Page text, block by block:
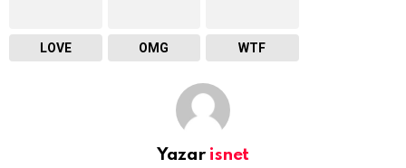
LOVE OMG WTF
Yazar isnet